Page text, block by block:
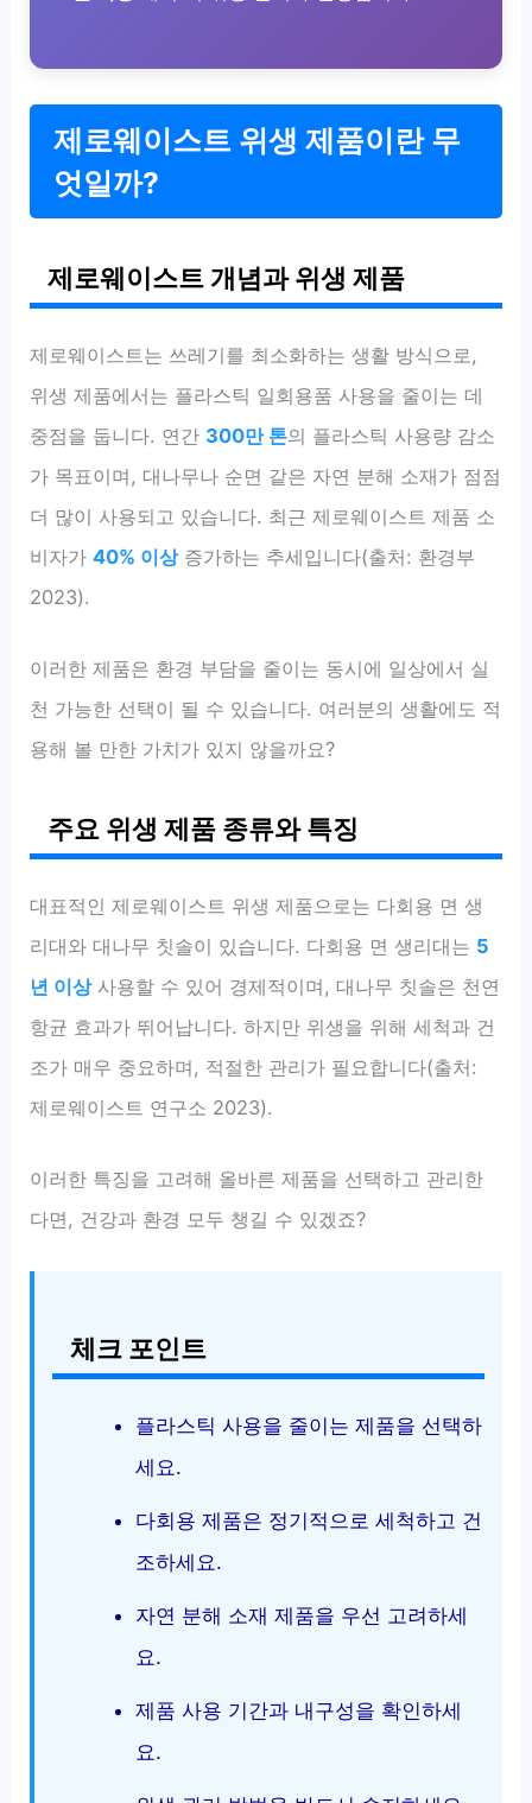
제로웨이스트 위생 제품이란 무
엇일까?
제로웨이스트 개념과 위생 제품
제로웨이스트는 쓰레기를 최소화하는 생활 방식으로,
위생 제품에서는 플라스틱 일회용품 사용을 줄이는 데
중점을 둡니다. 연간 300만 톤의 플라스틱 사용량 감소
가 목표이며, 대나무나 순면 같은 자연 분해 소재가 점점
더 많이 사용되고 있습니다. 최근 제로웨이스트 제품 소
비자가40% 이상증가하는 추세입니다(출처: 환경부
2023).
이러한 제품은 환경 부담을 줄이는 동시에 일상에서 실
천 가능한 선택이 될 수 있습니다. 여러분의 생활에도 적
용해 볼 만한 가치가 있지 않을까요?
주요 위생 제품 종류와 특징
대표적인 제로웨이스트 위생 제품으로는 다회용 면 생
리대와 대나무 칫솔이 있습니다. 다회용 면 생리대는 5
년 이상사용할 수 있어 경제적이며, 대나무 칫솔은 천연
항균 효과가 뛰어납니다. 하지만 위생을 위해 세척과 건
조가 매우 중요하며, 적절한 관리가 필요합니다(출처:
제로웨이스트 연구소 2023).
이러한 특징을 고려해 올바른 제품을 선택하고 관리한
다면, 건강과 환경 모두 챙길 수 있겠죠?
체크 포인트
플라스틱 사용을 줄이는 제품을 선택하
세요.
다회용 제품은 정기적으로 세척하고 건
조하세요.
자연 분해 소재 제품을 우선 고려하세
요.
제품 사용 기간과 내구성을 확인하세
요.